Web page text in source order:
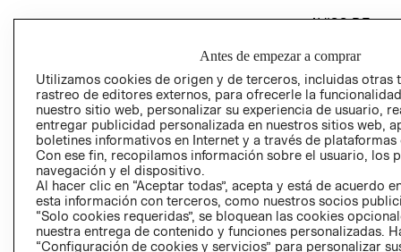
AVISO DE
GIFT CARD
AVISO DE
Perú (S/)
CAMBIAR REGIÓN
Antes de empezar a comprar
Utilizamos cookies de origen y de terceros, incluidas otras
rastreo de editores externos, para ofrecerle la
nuestro sitio web, personalizar su experiencia de usuario,
entregar publicidad personalizada en nuestros sitios web,
boletines informativos en Internet y a través de plataformas
Con ese fin, recopilamos información sobre el usuario, los
navegación y el dispositivo.
Al hacer clic en “Aceptar todas”, acepta y está de acuerdo
esta información con terceros, como nuestros socios
“Solo cookies requeridas”, se bloquean las cookies
nuestra entrega de contenido y funciones personalizadas.
“Configuración de cookies y servicios” para personalizar